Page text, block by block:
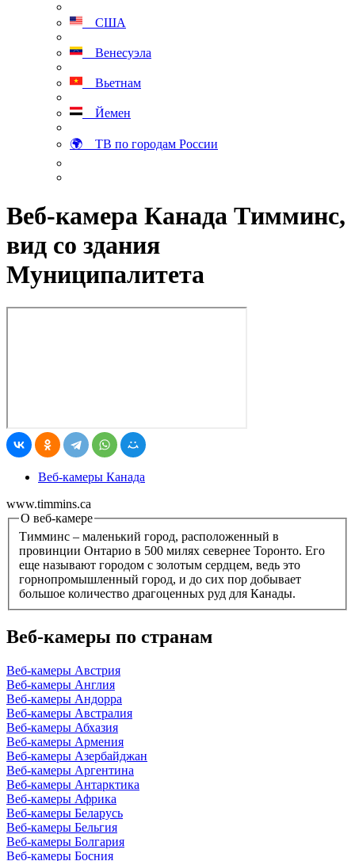
США
Венесуэла
Вьетнам
Йемен
🌍 ТВ по городам России
Веб-камера Канада Tимминс,
вид со здания
Муниципалитета
Веб-камеры Канада
www.timmins.ca
О веб-камере
Тимминс – маленький город, расположенный в
провинции Онтарио в 500 милях севернее Торонто. Его
еще называют городом с золотым сердцем, ведь это
горнопромышленный город, и до сих пор добывает
большое количество драгоценных руд для Канады.
Веб-камеры по странам
Веб-камеры Австрия
Веб-камеры Англия
Веб-камеры Андорра
Веб-камеры Австралия
Веб-камеры Абхазия
Веб-камеры Армения
Веб-камеры Азербайджан
Веб-камеры Аргентина
Веб-камеры Антарктика
Веб-камеры Африка
Веб-камеры Беларусь
Веб-камеры Бельгия
Веб-камеры Болгария
Веб-камеры Босния